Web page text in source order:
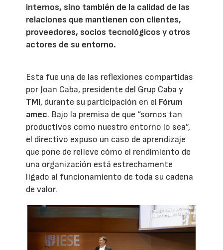
internos, sino también de la calidad de las
relaciones que mantienen con clientes,
proveedores, socios tecnológicos y otros
actores de su entorno.
Esta fue una de las reflexiones compartidas
por Joan Caba, presidente del Grup Caba y
TMI, durante su participación en el Fórum
amec. Bajo la premisa de que “somos tan
productivos como nuestro entorno lo sea”,
el directivo expuso un caso de aprendizaje
que pone de relieve cómo el rendimiento de
una organización está estrechamente
ligado al funcionamiento de toda su cadena
de valor.